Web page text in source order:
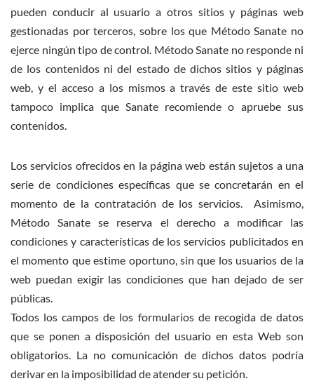
pueden conducir al usuario a otros sitios y páginas web
gestionadas por terceros, sobre los que Método Sanate no
ejerce ningún tipo de control. Método Sanate no responde ni
de los contenidos ni del estado de dichos sitios y páginas
web, y el acceso a los mismos a través de este sitio web
tampoco implica que Sanate recomiende o apruebe sus
contenidos.
Los servicios ofrecidos en la página web están sujetos a una
serie de condiciones específicas que se concretarán en el
momento de la contratación de los servicios. Asimismo,
Método Sanate se reserva el derecho a modificar las
condiciones y características de los servicios publicitados en
el momento que estime oportuno, sin que los usuarios de la
web puedan exigir las condiciones que han dejado de ser
públicas.
Todos los campos de los formularios de recogida de datos
que se ponen a disposición del usuario en esta Web son
obligatorios. La no comunicación de dichos datos podría
derivar en la imposibilidad de atender su petición.